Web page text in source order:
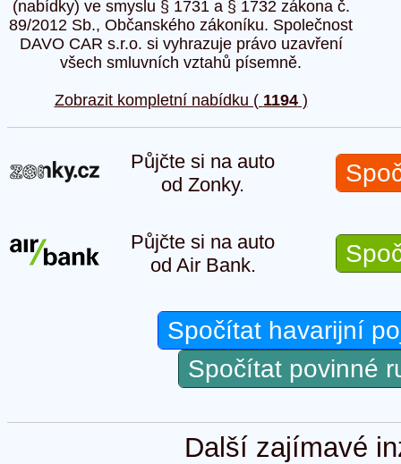
(nabídky) ve smyslu § 1731 a § 1732 zákona č.
89/2012 Sb., Občanského zákoníku. Společnost
DAVO CAR s.r.o. si vyhrazuje právo uzavření
všech smluvních vztahů písemně.
Zobrazit kompletní nabídku ( 1194)
Půjčte si na auto
od Zonky.
Půjčte si na auto
od Air Bank.
Spočítat havarijní
Spočítat povinné
Další zajímavé